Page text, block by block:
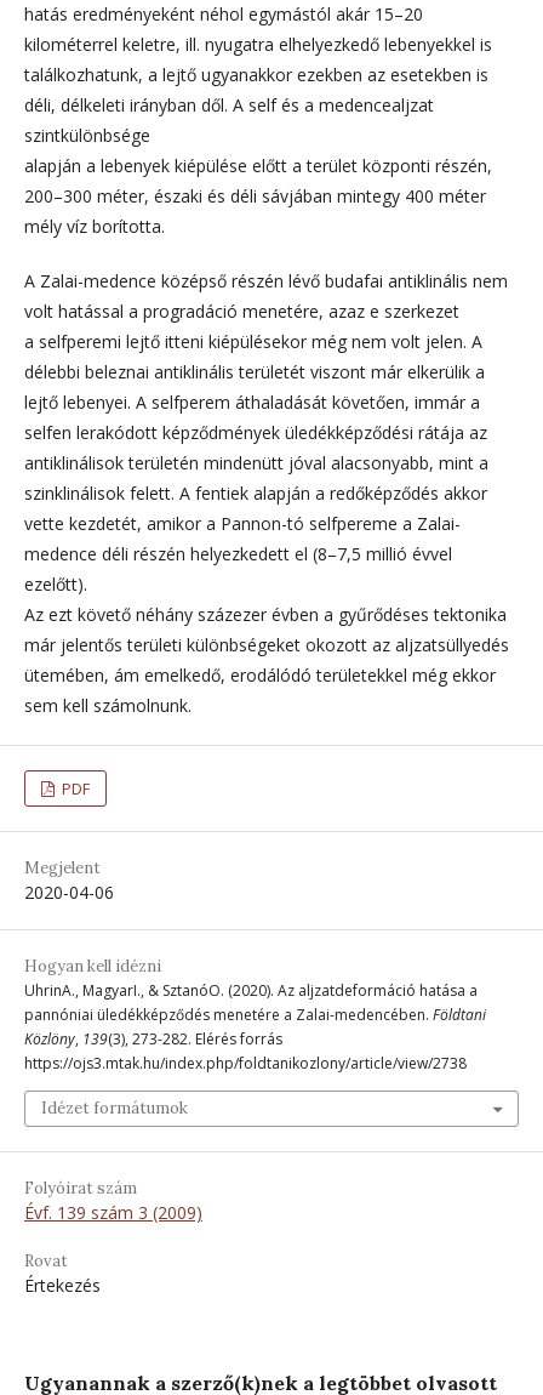
hatás eredményeként néhol egymástól akár 15–20
kilométerrel keletre, ill. nyugatra elhelyezkedő lebenyekkel is
találkozhatunk, a lejtő ugyanakkor ezekben az esetekben is
déli, délkeleti irányban dől. A self és a medencealjzat
szintkülönbsége
alapján a lebenyek kiépülése előtt a terület központi részén,
200–300 méter, északi és déli sávjában mintegy 400 méter
mély víz borította.
A Zalai-medence középső részén lévő budafai antiklinális nem
volt hatással a progradáció menetére, azaz e szerkezet
a selfperemi lejtő itteni kiépülésekor még nem volt jelen. A
délebbi beleznai antiklinális területét viszont már elkerülik a
lejtő lebenyei. A selfperem áthaladását követően, immár a
selfen lerakódott képződmények üledékképződési rátája az
antiklinálisok területén mindenütt jóval alacsonyabb, mint a
szinklinálisok felett. A fentiek alapján a redőképződés akkor
vette kezdetét, amikor a Pannon-tó selfpereme a Zalai-
medence déli részén helyezkedett el (8–7,5 millió évvel
ezelőtt).
Az ezt követő néhány százezer évben a gyűrődéses tektonika
már jelentős területi különbségeket okozott az aljzatsüllyedés
ütemében, ám emelkedő, erodálódó területekkel még ekkor
sem kell számolnunk.
PDF
Megjelent
2020-04-06
Hogyan kell idézni
UhrinA., MagyarI., & SztanóO. (2020). Az aljzatdeformáció hatása a
pannóniai üledékképződés menetére a Zalai-medencében. Földtani
Közlöny, 139(3), 273-282. Elérés forrás
https://ojs3.mtak.hu/index.php/foldtanikozlony/article/view/2738
Idézet formátumok
Folyóirat szám
Évf. 139 szám 3 (2009)
Rovat
Értekezés
Ugyanannak a szerző(k)nek a legtöbbet olvasott